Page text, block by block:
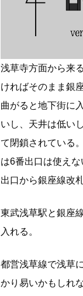
浅草寺方面から来
ければそのまま銀
曲がると地下街に
いし、天井は低い
て閉鎖されている
は6番出口は使え
出口から銀座線改
東武浅草駅と銀座
入れる。
都営浅草線で浅草
かり易いかもしれ